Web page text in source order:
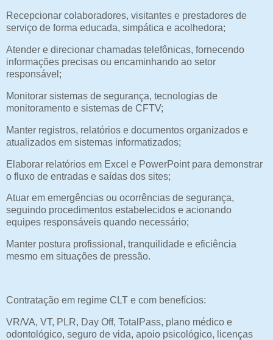
Recepcionar colaboradores, visitantes e prestadores de
serviço de forma educada, simpática e acolhedora;
Atender e direcionar chamadas telefônicas, fornecendo
informações precisas ou encaminhando ao setor
responsável;
Monitorar sistemas de segurança, tecnologias de
monitoramento e sistemas de CFTV;
Manter registros, relatórios e documentos organizados e
atualizados em sistemas informatizados;
Elaborar relatórios em Excel e PowerPoint para demonstrar
o fluxo de entradas e saídas dos sites;
Atuar em emergências ou ocorrências de segurança,
seguindo procedimentos estabelecidos e acionando
equipes responsáveis quando necessário;
Manter postura profissional, tranquilidade e eficiência
mesmo em situações de pressão.
Contratação em regime CLT e com benefícios:
VR/VA, VT, PLR, Day Off, TotalPass, plano médico e
odontológico, seguro de vida, apoio psicológico, licenças